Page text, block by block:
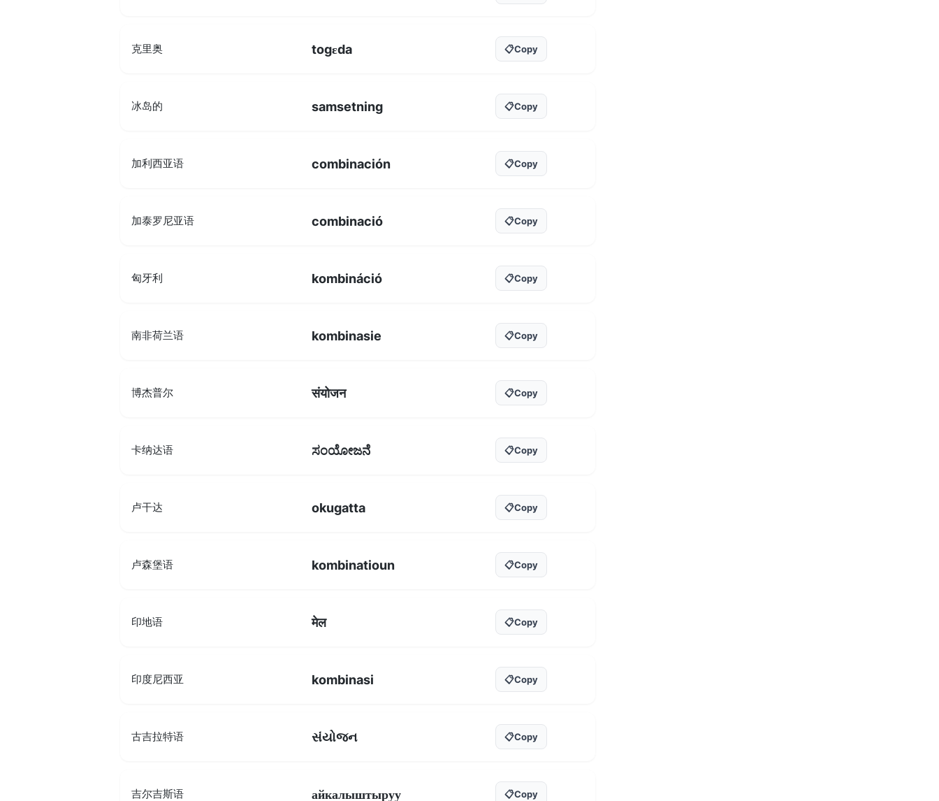
克里奥 togɛda 📋Copy
冰岛的 samsetning 📋Copy
加利西亚语 combinación 📋Copy
加泰罗尼亚语 combinació 📋Copy
匈牙利 kombináció 📋Copy
南非荷兰语 kombinasie 📋Copy
博杰普尔 संयोजन 📋Copy
卡纳达语 ಸಂಯೋಜನೆ 📋Copy
卢干达 okugatta 📋Copy
卢森堡语 kombinatioun 📋Copy
印地语 मेल 📋Copy
印度尼西亚 kombinasi 📋Copy
古吉拉特语 સંયોજન 📋Copy
吉尔吉斯语 айкалыштыруу 📋Copy